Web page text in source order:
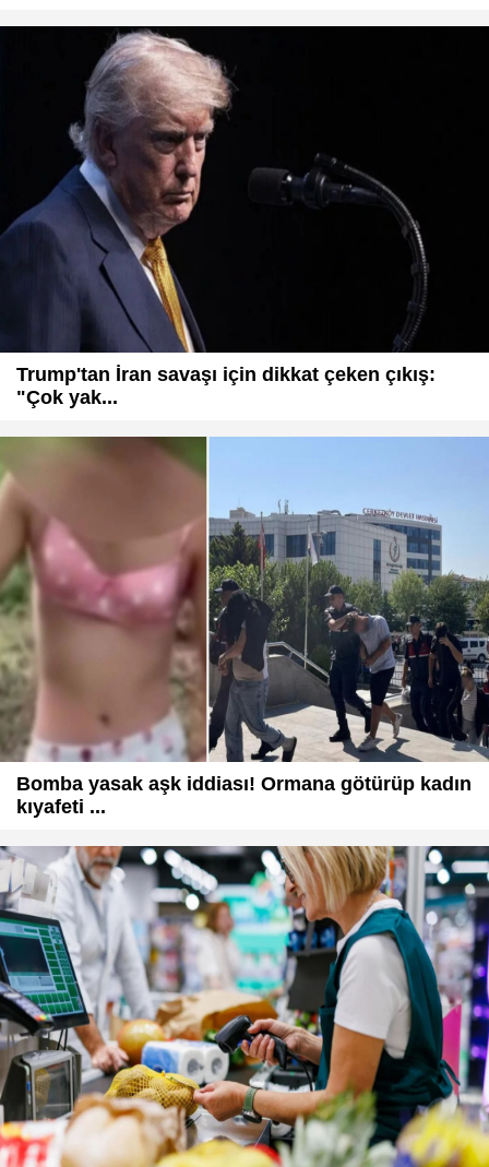
Trump'tan İran savaşı için dikkat çeken çıkış:
"Çok yak...
Bomba yasak aşk iddiası! Ormana götürüp kadın
kıyafeti ...